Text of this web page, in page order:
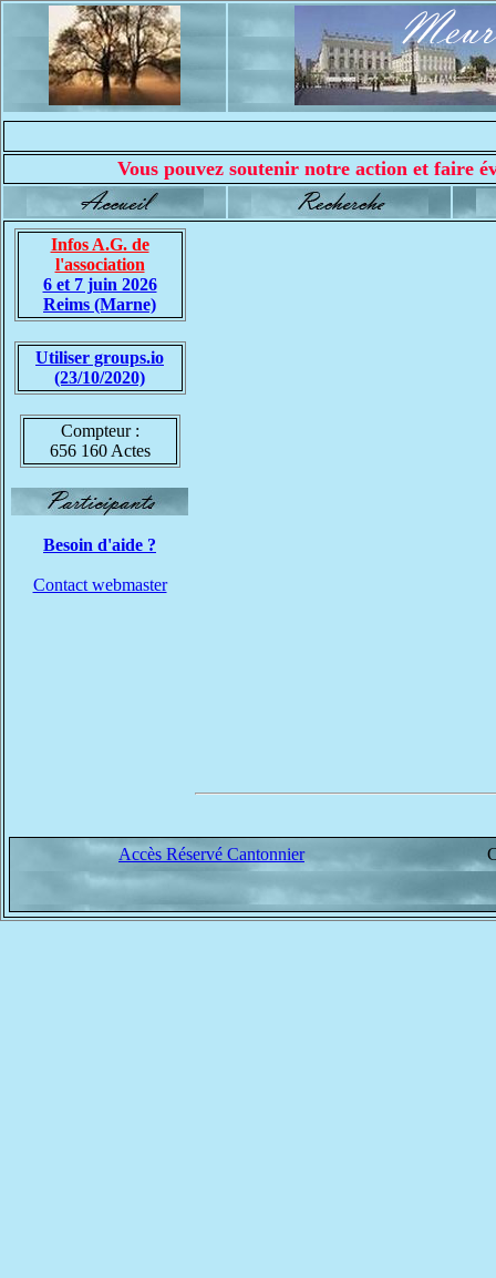
Vous pouvez soutenir notre action et faire
Infos A.G. de
l'association
6 et 7 juin 2026
Reims (Marne)
Utiliser groups.io
(23/10/2020)
Compteur :
656 160 Actes
Besoin d'aide ?
Contact webmaster
Accès Réservé Cantonnier